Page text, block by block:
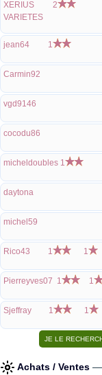
XERIUS
VARIETES
2
jean64 1
Carmin92
vgd9146
cocodu86
micheldoubles 1
daytona
michel59
Rico43 1 1
Pierreyves07 1 1
Sjeffray 1 1
Achats / Ventes